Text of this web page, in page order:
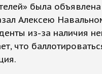
была объявлена
Алексею
из-за наличия
что